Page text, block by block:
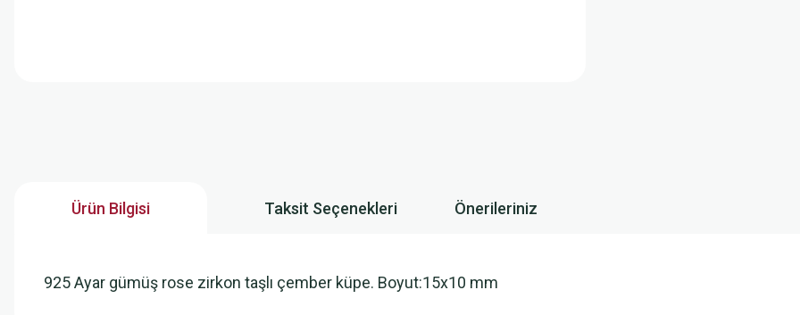
Ürün Bilgisi Taksit Seçenekleri Önerileriniz
925 Ayar gümüş rose zirkon taşlı çember küpe. Boyut:15x10 mm